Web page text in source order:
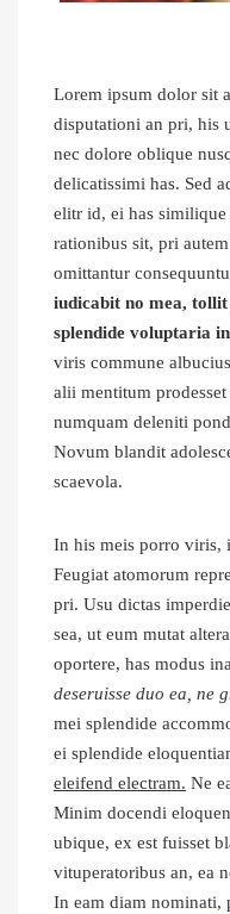
Lorem ipsum dolor sit
disputationi an pri, his
nec dolore oblique
delicatissimi has. Sed
elitr id, ei has similique
rationibus sit, pri
omittantur
iudicabit no mea,
splendide voluptaria
viris commune
alii mentitum
numquam deleniti
Novum blandit
scaevola.
In his meis porro viris,
Feugiat atomorum
pri. Usu dictas
sea, ut eum mutat
oportere, has modus
deseruisse duo ea, ne
mei splendide
ei splendide
eleifend electram. Ne
Minim docendi
ubique, ex est fuisset
vituperatoribus an, ea
In eam diam nominati,